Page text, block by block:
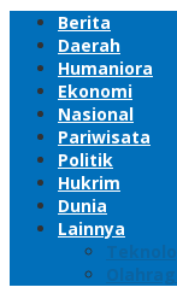
Berita
Daerah
Humaniora
Ekonomi
Nasional
Pariwisata
Politik
Hukrim
Dunia
Lainnya